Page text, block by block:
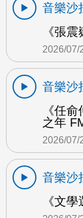
音樂沙
《張
2026/07/
音樂沙
《任
之年
2026/07/
音樂沙
《文